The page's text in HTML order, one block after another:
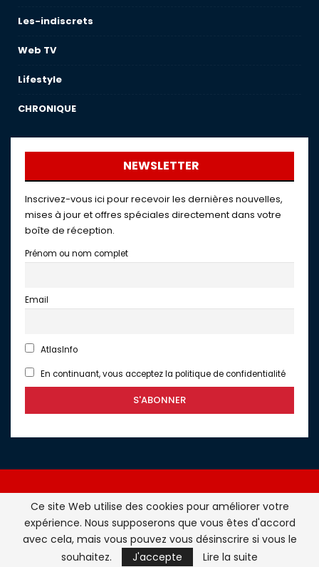
Les-indiscrets
Web TV
Lifestyle
CHRONIQUE
NEWSLETTER
Inscrivez-vous ici pour recevoir les dernières nouvelles,
mises à jour et offres spéciales directement dans votre
boîte de réception.
Prénom ou nom complet
Email
AtlasInfo
En continuant, vous acceptez la politique de confidentialité
Atlasinfo.fr : l'essentiel de l'actualité de la France et du
Maghreb © Tous Droits Réservés - Atlasinfo- 2026
ATLASINFO
Ce site Web utilise des cookies pour améliorer votre
expérience. Nous supposerons que vous êtes d'accord
avec cela, mais vous pouvez vous désinscrire si vous le
souhaitez.
J'accepte Lire la suite